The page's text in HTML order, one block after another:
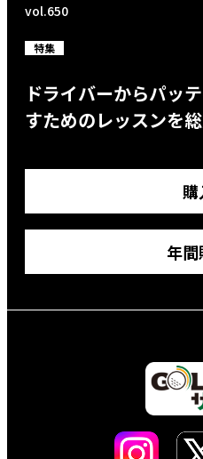
vol.650
特集
ドライバーからパッ
すためのレッスンを
購
年